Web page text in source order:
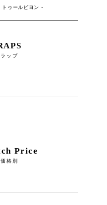
トゥールビヨン -
ラップ
Price
格別